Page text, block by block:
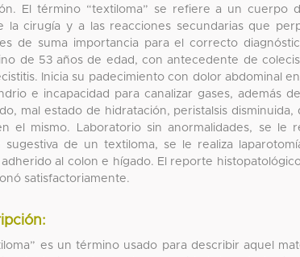
El término “textiloma” se refiere a un cuerpo
la cirugía y a las reacciones secundarias que
de suma importancia para el correcto
de 53 años de edad, con antecedente de
Inicia su padecimiento con dolor abdominal
e incapacidad para canalizar gases, además
mal estado de hidratación, peristalsis
el mismo. Laboratorio sin anormalidades, se le
sugestiva de un textiloma, se le realiza
al colon e hígado. El reporte
satisfactoriamente.
es un término usado para describir aquel